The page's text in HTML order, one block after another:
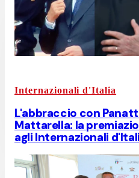
Internazionali d'Italia
L'abbraccio con
Mattarella: la
agli Internazionali